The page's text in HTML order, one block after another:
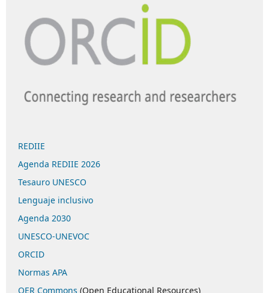
REDIIE
Agenda REDIIE 2026
Tesauro UNESCO
Lenguaje inclusivo
Agenda 2030
UNESCO-UNEVOC
ORCID
Normas APA
OER Commons (Open Educational Resources)